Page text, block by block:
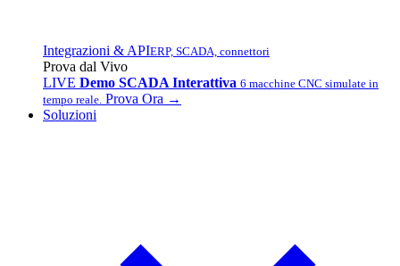
Integrazioni & APIERP, SCADA, connettori
Prova dal Vivo
LIVE Demo SCADA Interattiva 6 macchine CNC simulate in
tempo reale. Prova Ora →
Soluzioni